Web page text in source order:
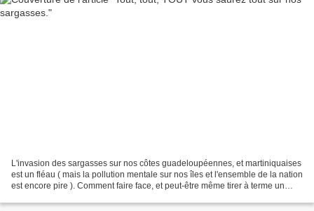
L'invasion des sargasses sur nos côtes guadeloupéennes, et martiniquaises
est un fléau ( mais la pollution mentale sur nos îles et l'ensemble de la nation
est encore pire ). Comment faire face, et peut-être même tirer à terme un